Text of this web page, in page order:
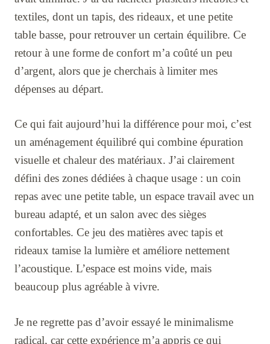
textiles, dont un tapis, des rideaux, et une petite
table basse, pour retrouver un certain équilibre. Ce
retour à une forme de confort m’a coûté un peu
d’argent, alors que je cherchais à limiter mes
dépenses au départ.
Ce qui fait aujourd’hui la différence pour moi, c’est
un aménagement équilibré qui combine épuration
visuelle et chaleur des matériaux. J’ai clairement
défini des zones dédiées à chaque usage : un coin
repas avec une petite table, un espace travail avec un
bureau adapté, et un salon avec des sièges
confortables. Ce jeu des matières avec tapis et
rideaux tamise la lumière et améliore nettement
l’acoustique. L’espace est moins vide, mais
beaucoup plus agréable à vivre.
Je ne regrette pas d’avoir essayé le minimalisme
radical, car cette expérience m’a appris ce qui